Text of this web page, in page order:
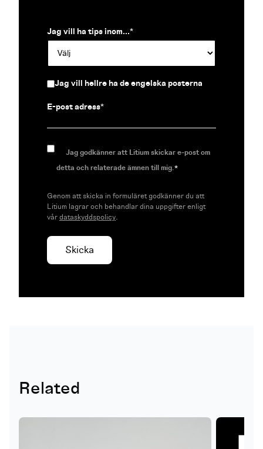
Jag vill ha tips inom...*
Jag vill hellre ha de engelska posterna
E-post adress*
Jag godkänner att Litium skickar e-post om
detta och relaterade ämnen till mig.*
Genom att skicka in formuläret godkänner du att
Litium lagrar och behandlar dina uppgifter enligt
vårdataskyddspolicy.
Related